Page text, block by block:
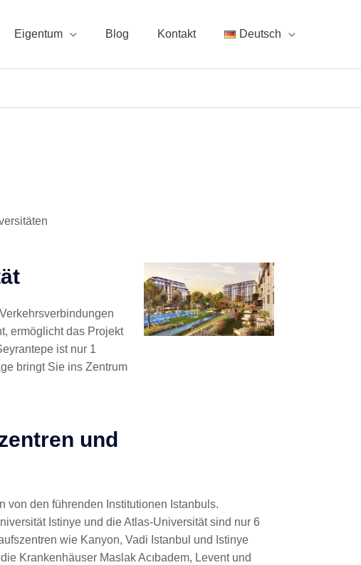
Eigentum Blog Kontakt Deutsch
ermöglicht das Projekt
ist nur 1
bringt Sie ins Zentrum
und
von den führenden Institutionen Istanbuls.
Istinye und die Atlas-Universität sind nur 6
wie Kanyon, Vadi Istanbul und Istinye
Krankenhäuser Maslak Acıbadem, Levent und